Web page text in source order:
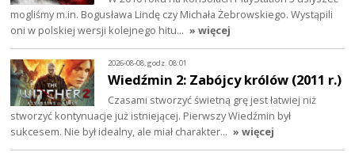
mogliśmy m.in. Bogusława Lindę czy Michała Żebrowskiego. Wystąpili
oni w polskiej wersji kolejnego hitu… » więcej
2026-08-08, godz. 08:01
Wiedźmin 2: Zabójcy królów (2011 r.)
Czasami stworzyć świetną grę jest łatwiej niż
stworzyć kontynuacje już istniejącej. Pierwszy Wiedźmin był
sukcesem. Nie był idealny, ale miał charakter… » więcej